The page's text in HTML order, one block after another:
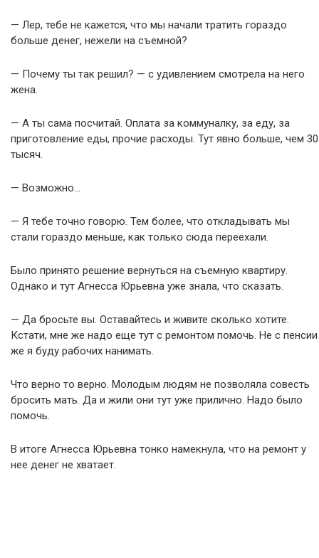
— Лер, тебе не кажется, что мы начали тратить гораздо
больше денег, нежели на съемной?
— Почему ты так решил? — с удивлением смотрела на него
жена.
— А ты сама посчитай. Оплата за коммуналку, за еду, за
приготовление еды, прочие расходы. Тут явно больше, чем 30
тысяч.
— Возможно…
— Я тебе точно говорю. Тем более, что откладывать мы
стали гораздо меньше, как только сюда переехали.
Было принято решение вернуться на съемную квартиру.
Однако и тут Агнесса Юрьевна уже знала, что сказать.
— Да бросьте вы. Оставайтесь и живите сколько хотите.
Кстати, мне же надо еще тут с ремонтом помочь. Не с пенсии
же я буду рабочих нанимать.
Что верно то верно. Молодым людям не позволяла совесть
бросить мать. Да и жили они тут уже прилично. Надо было
помочь.
В итоге Агнесса Юрьевна тонко намекнула, что на ремонт у
нее денег не хватает.